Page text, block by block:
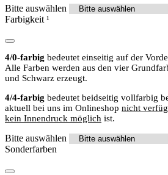
Bitte auswählen
Farbigkeit ¹
4/0-farbig bedeutet einseitig auf der
Alle Farben werden aus den vier
und Schwarz erzeugt.
4/4-farbig bedeutet beidseitig vollfarbig
aktuell bei uns im Onlineshop nicht
kein Innendruck möglich ist.
Bitte auswählen
Sonderfarben